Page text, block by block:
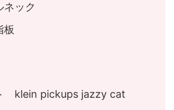
ック
板
klein pickups jazzy cat